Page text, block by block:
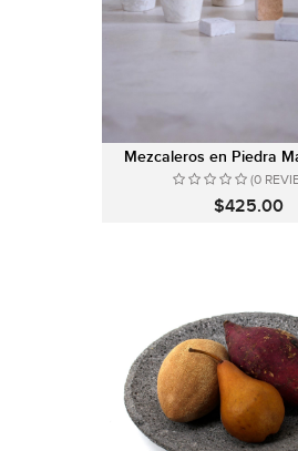
Mezcaleros en Piedra
(0
$425.00